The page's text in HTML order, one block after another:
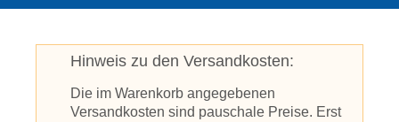
Hinweis zu den Versandkosten:
Die im Warenkorb angegebenen
Versandkosten sind pauschale Preise. Erst